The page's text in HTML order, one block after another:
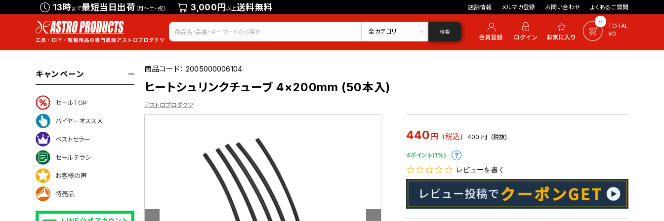
13時まで最短当日出荷 （月～土・祝） 3,000円以上送料無料 店舗情報 メルマガ登録 お問い合わせ よくあるご質問
会員登録 ログイン お気に入り 0
TOTAL
￥0
全カテゴリ 検索
キャンペーン
セールTOP
バイヤーオススメ
ベストセラー
セールチラシ
お客様の声
特売品
商品コード：2005000006104
ヒートシュリンクチューブ 4×200mm (50本入)
アストロプロダクツ
440 円 (税込) 400 円 (税抜)
4ポイント(1%)
レビューを書く